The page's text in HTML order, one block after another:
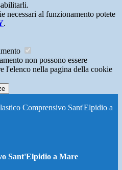
necessari al funzionamento potete
.
non possono essere
l'elenco nella pagina della cookie
Comprensivo Sant'Elpidio a
Sant'Elpidio a Mare